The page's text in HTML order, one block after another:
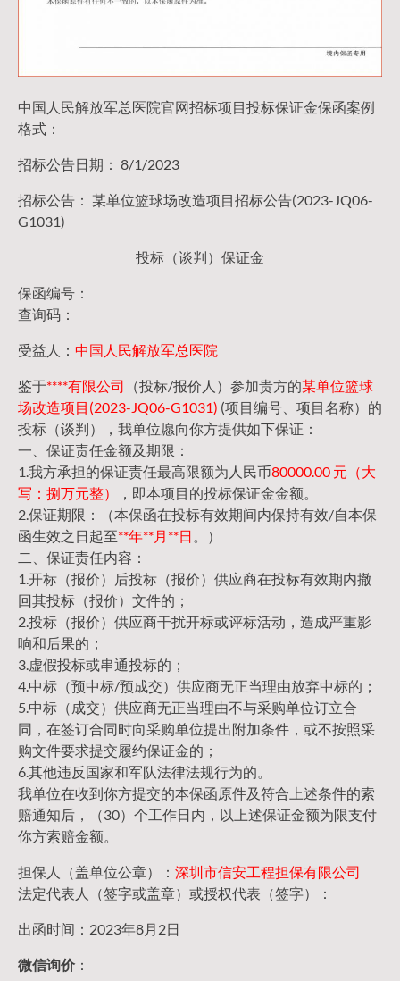
中国人民解放军总医院官网招标项目投标保证金保函案例
格式：
招标公告日期： 8/1/2023
招标公告： 某单位篮球场改造项目招标公告(2023-JQ06-
G1031)
投标（谈判）保证金
保函编号：
查询码：
受益人： 中国人民解放军总医院
鉴于****有限公司 （投标/报价人）参加贵方的某单位篮球
场改造项目(2023-JQ06-G1031) (项目编号、项目名称）的
投标（谈判），我单位愿向你方提供如下保证：
一、保证责任金额及期限：
1.我方承担的保证责任最高限额为人民币80000.00 元（大
写：捌万元整）
，即本项目的投标保证金金额。
2.保证期限：（本保函在投标有效期间内保持有效/自本保
函生效之日起至**年**月**日 。）
二、保证责任内容：
1.开标（报价）后投标（报价）供应商在投标有效期内撤
回其投标（报价）文件的；
2.投标（报价）供应商干扰开标或评标活动，造成严重影
响和后果的；
3.虚假投标或串通投标的；
4.中标（预中标/预成交）供应商无正当理由放弃中标的；
5.中标（成交）供应商无正当理由不与采购单位订立合
同，在签订合同时向采购单位提出附加条件，或不按照采
购文件要求提交履约保证金的；
6.其他违反国家和军队法律法规行为的。
我单位在收到你方提交的本保函原件及符合上述条件的索
赔通知后，（30）个工作日内，以上述保证金额为限支付
你方索赔金额。
担保人（盖单位公章）： 深圳市信安工程担保有限公司
法定代表人（签字或盖章）或授权代表（签字）：
出函时间：2023年8月2日
微信询价：